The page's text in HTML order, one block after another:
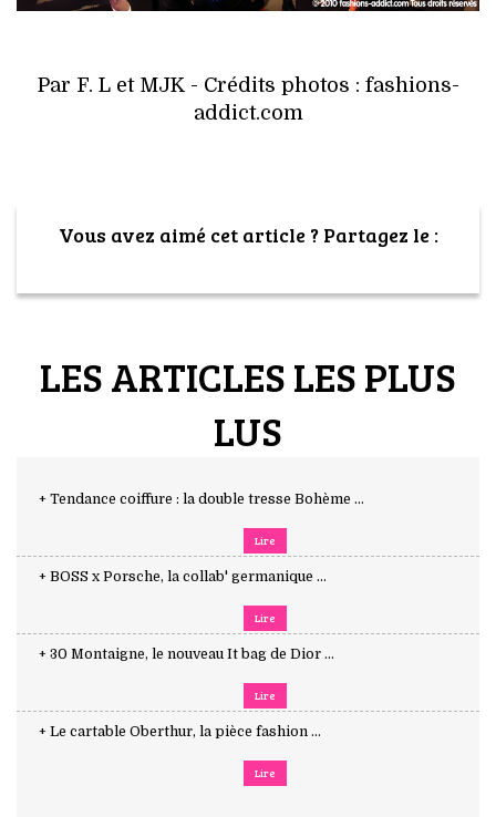
Par F. L et MJK - Crédits photos : fashions-
addict.com
Vous avez aimé cet article ? Partagez le :
LES ARTICLES LES PLUS
LUS
+ Tendance coiffure : la double tresse Bohème ...
Lire
+ BOSS x Porsche, la collab' germanique ...
Lire
+ 30 Montaigne, le nouveau It bag de Dior ...
Lire
+ Le cartable Oberthur, la pièce fashion ...
Lire